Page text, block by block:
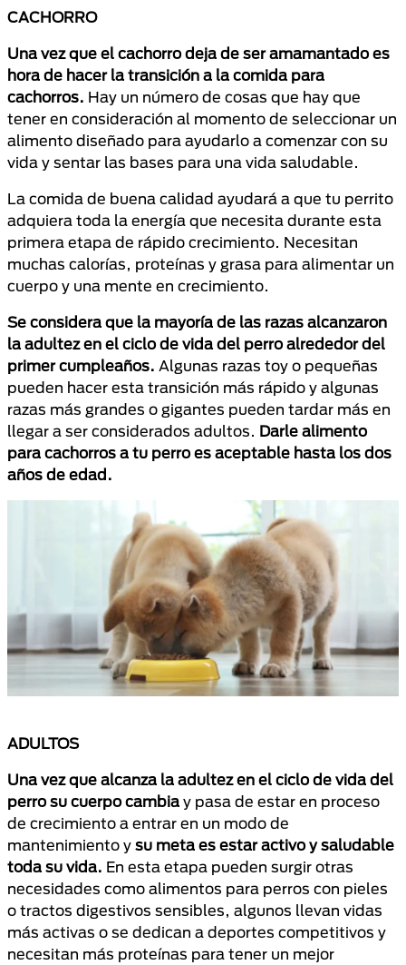
CACHORRO
Una vez que el cachorro deja de ser amamantado es
hora de hacer la transición a la comida para
cachorros. Hay un número de cosas que hay que
tener en consideración al momento de seleccionar un
alimento diseñado para ayudarlo a comenzar con su
vida y sentar las bases para una vida saludable.
La comida de buena calidad ayudará a que tu perrito
adquiera toda la energía que necesita durante esta
primera etapa de rápido crecimiento. Necesitan
muchas calorías, proteínas y grasa para alimentar un
cuerpo y una mente en crecimiento.
Se considera que la mayoría de las razas alcanzaron
la adultez en el ciclo de vida del perro alrededor del
primer cumpleaños. Algunas razas toy o pequeñas
pueden hacer esta transición más rápido y algunas
razas más grandes o gigantes pueden tardar más en
llegar a ser considerados adultos. Darle alimento
para cachorros a tu perro es aceptable hasta los dos
años de edad.
ADULTOS
Una vez que alcanza la adultez en el ciclo de vida del
perro su cuerpo cambia y pasa de estar en proceso
de crecimiento a entrar en un modo de
mantenimiento y su meta es estar activo y saludable
toda su vida. En esta etapa pueden surgir otras
necesidades como alimentos para perros con pieles
o tractos digestivos sensibles, algunos llevan vidas
más activas o se dedican a deportes competitivos y
necesitan más proteínas para tener un mejor